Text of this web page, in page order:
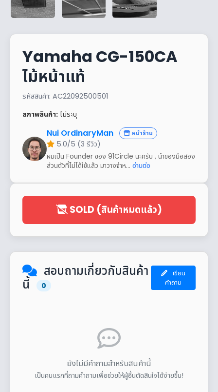
Yamaha CG-150CA
ไม้หน้าแท้
รหัสสินค้า: AC22092500501
สภาพสินค้า: ไม่ระบุ
Nui OrdinaryMan หน้าร้าน
5.0/5 (3 รีวิว)
ผมเป็น Founder ของ 91Circle นะครับ , นำของมือสอง
ส่วนตัวที่ไม่ได้ใช้แล้ว มาวางจำห... อ่านต่อ
SOLD (สินค้าหมดแล้ว)
สอบถามเกี่ยวกับสินค้า
นี้
0
เขียน
คำถาม
ยังไม่มีคำถามสำหรับสินค้านี้
เป็นคนแรกที่ถามคำถามเพื่อช่วยให้ผู้อื่นตัดสินใจได้ง่ายขึ้น!